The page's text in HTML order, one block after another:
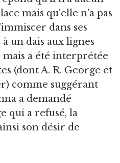
mais qu'elle n'a pas
dans ses
un dais aux lignes
mais a été interprétée
(dont A. R. George et
comme suggérant
a demandé
qui a refusé, la
son désir de